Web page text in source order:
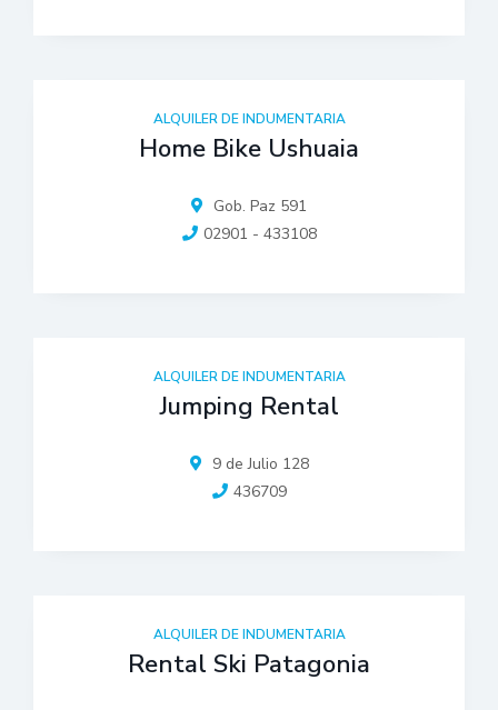
ALQUILER DE INDUMENTARIA
Home Bike Ushuaia
Gob. Paz 591
02901 - 433108
ALQUILER DE INDUMENTARIA
Jumping Rental
9 de Julio 128
436709
ALQUILER DE INDUMENTARIA
Rental Ski Patagonia